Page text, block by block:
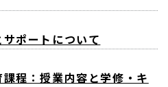
ポートについて
課程：授業内容と学修・キ